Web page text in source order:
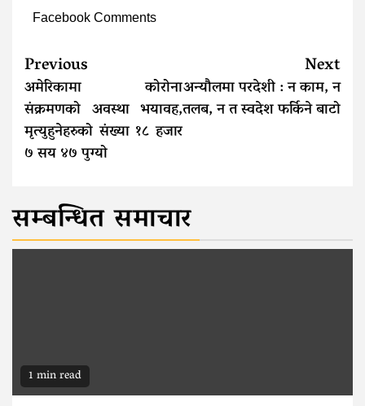
Facebook Comments
Continue
Reading
Previous
अमेरिकामा कोरोना
संक्रमणको अवस्था भयावह,
मृत्युहुनेहरुको संख्या १८ हजार
७ सय ४७ पुग्यो
Next
अन्यौलमा परदेशी : न काम, न
तलब, न त स्वदेश फर्किने बाटो
सम्बन्धित समाचार
1 min read